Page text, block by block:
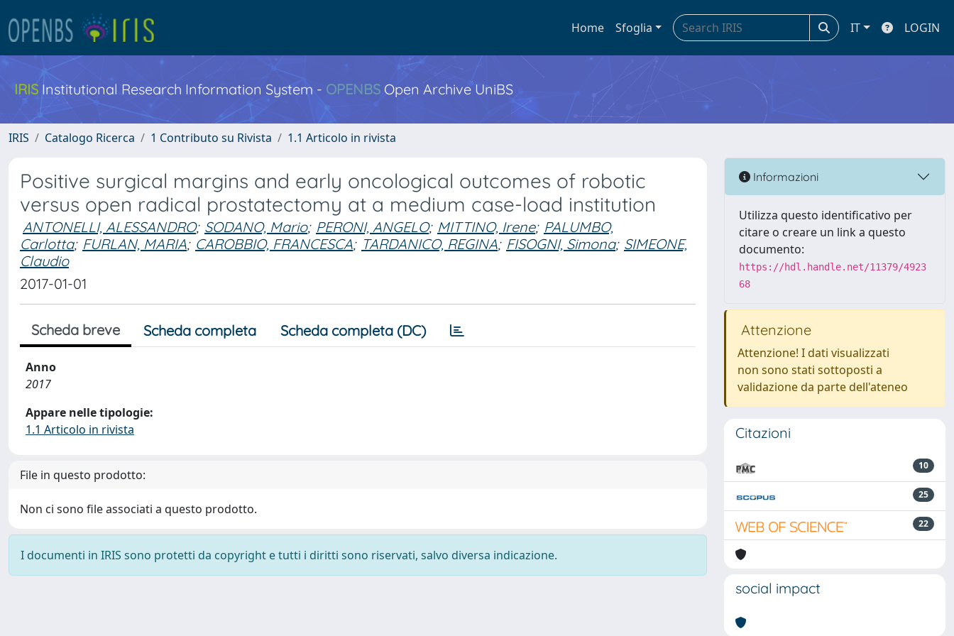
Home Sfoglia IT LOGIN
IRIS Institutional Research Information System - OPENBS Open Archive UniBS
IRIS Catalogo Ricerca 1 Contributo su Rivista 1.1 Articolo in rivista
Positive surgical margins and early oncological outcomes of robotic
versus open radical prostatectomy at a medium case-load institution
ANTONELLI, ALESSANDRO; SODANO, Mario; PERONI, ANGELO; MITTINO, Irene; PALUMBO,
Carlotta; FURLAN, MARIA; CAROBBIO, FRANCESCA; TARDANICO, REGINA; FISOGNI, Simona; SIMEONE,
Claudio
2017-01-01
Scheda breve Scheda completa Scheda completa (DC)
Anno
2017
Appare nelle tipologie:
1.1 Articolo in rivista
File in questo prodotto:
Non ci sono file associati a questo prodotto.
I documenti in IRIS sono protetti da copyright e tutti i diritti sono riservati, salvo diversa indicazione.
Informazioni
Utilizza questo identificativo per
citare o creare un link a questo
documento:
https://hdl.handle.net/11379/4923
68
Attenzione
Attenzione! I dati visualizzati
non sono stati sottoposti a
validazione da parte dell'ateneo
Citazioni
10
25
22
social impact